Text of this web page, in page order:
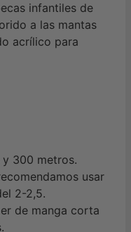
infantiles de
a las mantas
acrílico para
300 metros.
usar
2-2,5.
de manga corta